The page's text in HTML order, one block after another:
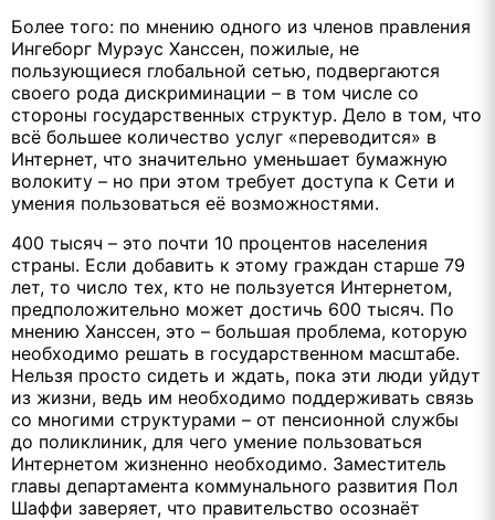
Более того: по мнению одного из членов правления
Ингеборг Мурэус Ханссен, пожилые, не
пользующиеся глобальной сетью, подвергаются
своего рода дискриминации – в том числе со
стороны государственных структур. Дело в том, что
всё большее количество услуг «переводится» в
Интернет, что значительно уменьшает бумажную
волокиту – но при этом требует доступа к Сети и
умения пользоваться её возможностями.
400 тысяч – это почти 10 процентов населения
страны. Если добавить к этому граждан старше 79
лет, то число тех, кто не пользуется Интернетом,
предположительно может достичь 600 тысяч. По
мнению Ханссен, это – большая проблема, которую
необходимо решать в государственном масштабе.
Нельзя просто сидеть и ждать, пока эти люди уйдут
из жизни, ведь им необходимо поддерживать связь
со многими структурами – от пенсионной службы
до поликлиник, для чего умение пользоваться
Интернетом жизненно необходимо. Заместитель
главы департамента коммунального развития Пол
Шаффи заверяет, что правительство осознаёт